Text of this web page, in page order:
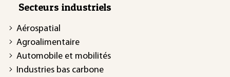
Secteurs industriels
Aérospatial
Agroalimentaire
Automobile et mobilités
Industries bas carbone